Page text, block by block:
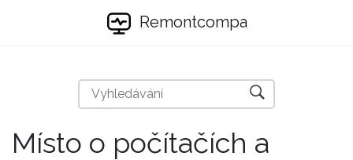
Remontcompa
Místo o počítačích a